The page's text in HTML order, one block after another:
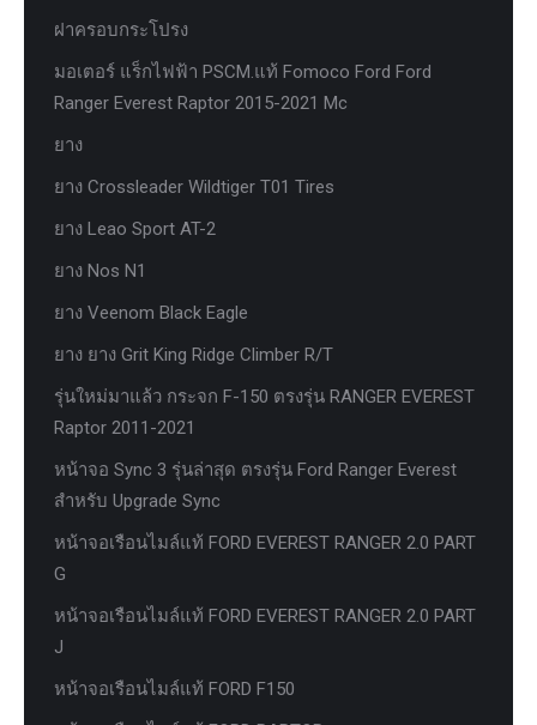
ฝาครอบกระโปรง
มอเตอร์ แร็กไฟฟ้า PSCM.แท้ Fomoco Ford Ford
Ranger Everest Raptor 2015-2021 Mc
ยาง
ยาง Crossleader Wildtiger T01 Tires
ยาง Leao Sport AT-2
ยาง Nos N1
ยาง Veenom Black Eagle
ยาง ยาง Grit King Ridge Climber R/T
รุ่นใหม่มาแล้ว กระจก F-150 ตรงรุ่น RANGER EVEREST
Raptor 2011-2021
หน้าจอ Sync 3 รุ่นล่าสุด ตรงรุ่น Ford Ranger Everest
สำหรับ Upgrade Sync
หน้าจอเรือนไมล์แท้ FORD EVEREST RANGER 2.0 PART
G
หน้าจอเรือนไมล์แท้ FORD EVEREST RANGER 2.0 PART
J
หน้าจอเรือนไมล์แท้ FORD F150